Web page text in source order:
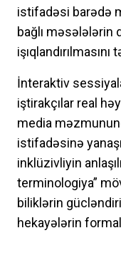
istifadəsi barədə
bağlı məsələlərin
İnteraktiv
iştirakçılar real
media
istifadəsinə
inklüzivliyin
terminologiya”
biliklərin
hekayələrin